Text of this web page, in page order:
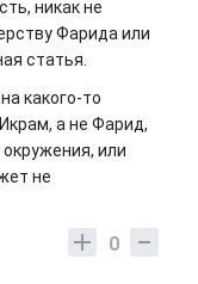
никак не
Фарида или
статья.
какого-то
а не Фарид,
или
не
0